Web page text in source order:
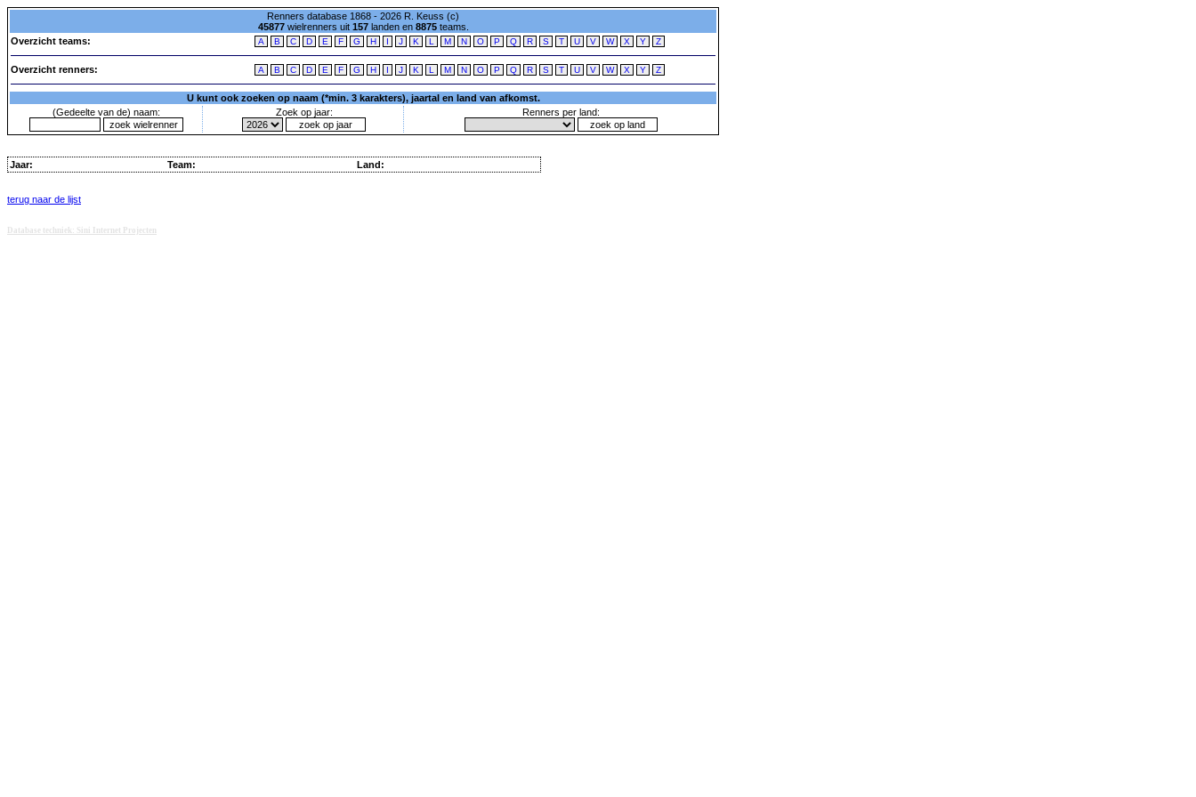
Renners database 1868 - 2026 R. Keuss (c)
45877wielrenners uit 157landen en 8875teams.
Overzicht teams:
A B C D E F G H I J K L M N O P Q R S T U V W X Y Z
Overzicht renners: A B C D E F G H I J K L M N O P Q R S T U V W X Y Z
U kunt ook zoeken op naam (*min. 3 karakters), jaartal en land van afkomst.
(Gedeelte van de) naam:
Zoek op jaar: Renners per land:
Jaar: Team: Land:
terug naar de lijst
Database techniek: Sini Internet Projecten